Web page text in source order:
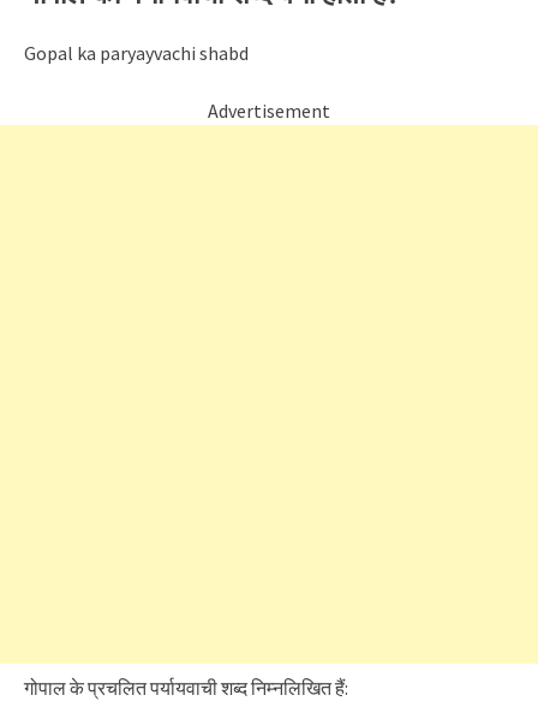
Gopal ka paryayvachi shabd
Advertisement
गोपाल के प्रचलित पर्यायवाची शब्द निम्नलिखित हैं: